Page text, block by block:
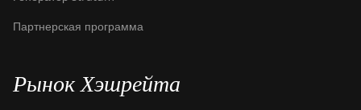
Bitdeer SealMiner A2
Bitdeer SealMiner A2
Партнерская программа
Рынок Хэшрейта